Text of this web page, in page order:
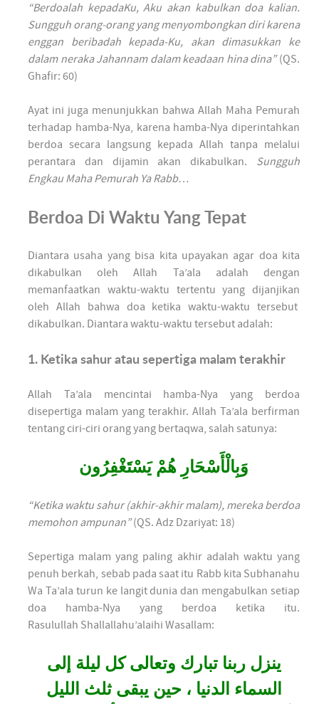
“Berdoalah kepadaKu, Aku akan kabulkan doa kalian.
Sungguh orang-orang yang menyombongkan diri karena
enggan beribadah kepada-Ku, akan dimasukkan ke
dalam neraka Jahannam dalam keadaan hina dina”(QS.
Ghafir: 60)
Ayat ini juga menunjukkan bahwa Allah Maha Pemurah
terhadap hamba-Nya, karena hamba-Nya diperintahkan
berdoa secara langsung kepada Allah tanpa melalui
perantara dan dijamin akan dikabulkan. Sungguh
Engkau Maha Pemurah Ya Rabb…
Berdoa Di Waktu Yang Tepat
Diantara usaha yang bisa kita upayakan agar doa kita
dikabulkan oleh Allah Ta’ala adalah dengan
memanfaatkan waktu-waktu tertentu yang dijanjikan
oleh Allah bahwa doa ketika waktu-waktu tersebut
dikabulkan. Diantara waktu-waktu tersebut adalah:
1. Ketika sahur atau sepertiga malam terakhir
Allah Ta’ala mencintai hamba-Nya yang berdoa
disepertiga malam yang terakhir. Allah Ta’ala berfirman
tentang ciri-ciri orang yang bertaqwa, salah satunya:
وَبِالْأَسْحَارِ هُمْ يَسْتَغْفِرُون
“Ketika waktu sahur (akhir-akhir malam), mereka berdoa
memohon ampunan”(QS. Adz Dzariyat: 18)
Sepertiga malam yang paling akhir adalah waktu yang
penuh berkah, sebab pada saat itu Rabb kita Subhanahu
Wa Ta’ala turun ke langit dunia dan mengabulkan setiap
doa hamba-Nya yang berdoa ketika itu.
Rasulullah Shallallahu’alaihi Wasallam:
ينزل ربنا تبارك وتعالى كل ليلة إلى
السماء الدنيا ، حين يبقى ثلث الليل